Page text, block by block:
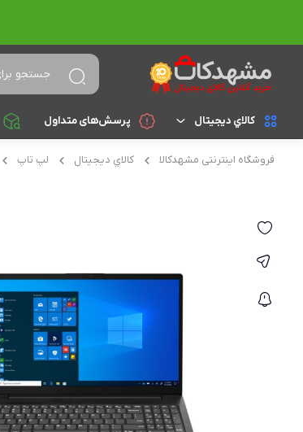
کالاي ديجيتال
لپ تاپ براساس cpu
Core i5
Core i7
Core i9
Ryzen 3
Ryzen 5
کنسول بازی
پرسش‌های متداول
فروشگاه اینترنتی مشهدکالا کالاي ديجيتال لپ تاپ